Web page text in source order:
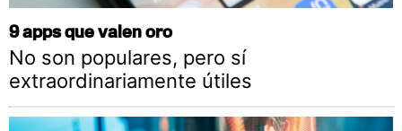
9 apps que valen oro
No son populares, pero sí
extraordinariamente útiles